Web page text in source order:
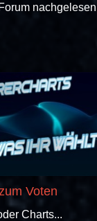
nachgelesen
Voten
Charts...